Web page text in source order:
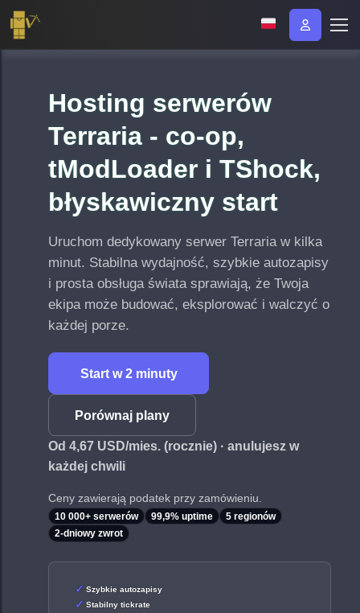
Hosting serwerów
Terraria - co-op,
tModLoader i TShock,
błyskawiczny start
Uruchom dedykowany serwer Terraria w kilka
minut. Stabilna wydajność, szybkie autozapisy
i prosta obsługa świata sprawiają, że Twoja
ekipa może budować, eksplorować i walczyć o
każdej porze.
Start w 2 minuty
Porównaj plany
Od 4,67 USD/mies. (rocznie) · anulujesz w
każdej chwili
Ceny zawierają podatek przy zamówieniu.
10 000+ serwerów 99,9% uptime
5 regionów
2-dniowy zwrot
Szybkie autozapisy
Stabilny tickrate